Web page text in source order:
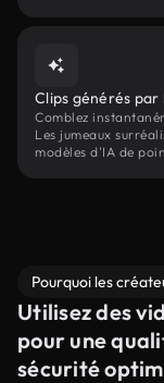
Clips générés par
Comblez
Les jumeaux
modèles d'IA de
Pourquoi les
Utilisez des
pour une
sécurité